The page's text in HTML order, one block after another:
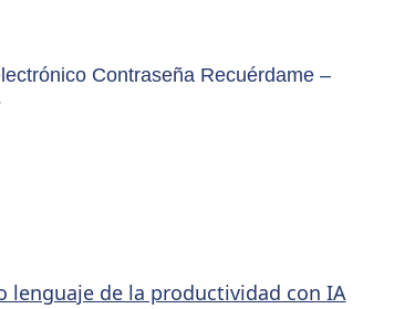
Contraseña Recuérdame –
lenguaje de la productividad con IA